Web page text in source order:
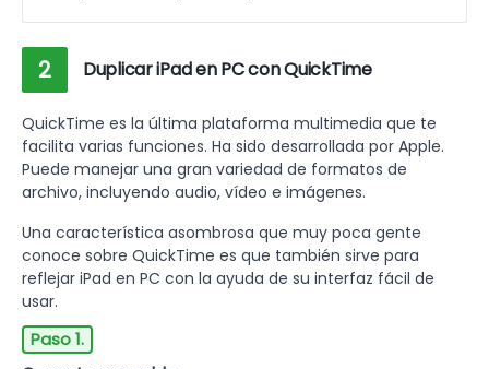
2 Duplicar iPad en PC con QuickTime
QuickTime es la última plataforma multimedia que te
facilita varias funciones. Ha sido desarrollada por Apple.
Puede manejar una gran variedad de formatos de
archivo, incluyendo audio, vídeo e imágenes.
Una característica asombrosa que muy poca gente
conoce sobre QuickTime es que también sirve para
reflejar iPad en PC con la ayuda de su interfaz fácil de
usar.
Paso 1.